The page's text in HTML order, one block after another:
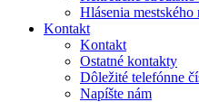
Hlásenia mestského
Kontakt
Kontakt
Ostatné kontakty
Dôležité telefónne
Napíšte nám